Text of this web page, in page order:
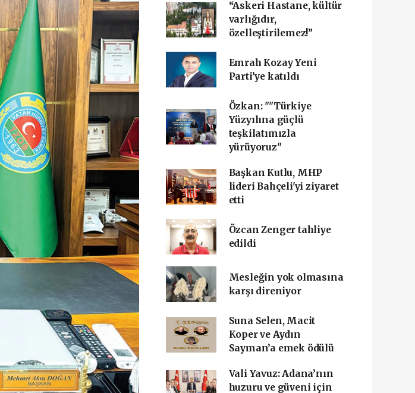
“Askeri Hastane, kültür
varlığıdır,
özelleştirilemez!”
Emrah Kozay Yeni
Parti’ye katıldı
Özkan: ""Türkiye
Yüzyılına güçlü
teşkilatımızla
yürüyoruz"
Başkan Kutlu, MHP
lideri Bahçeli'yi ziyaret
etti
Özcan Zenger tahliye
edildi
Mesleğin yok olmasına
karşı direniyor
Suna Selen, Macit
Koper ve Aydın
Sayman’a emek ödülü
Vali Yavuz: Adana’nın
huzuru ve güveni için